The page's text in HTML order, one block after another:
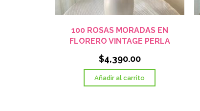
100 ROSAS MORADAS EN
FLORERO VINTAGE PERLA
$4,390.00
Añadir al carrito